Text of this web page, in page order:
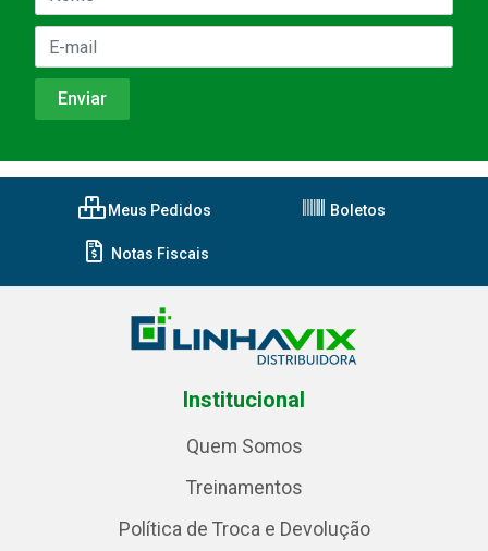
Meus Pedidos Boletos
Notas Fiscais
Institucional
Quem Somos
Treinamentos
Política de Troca e Devolução